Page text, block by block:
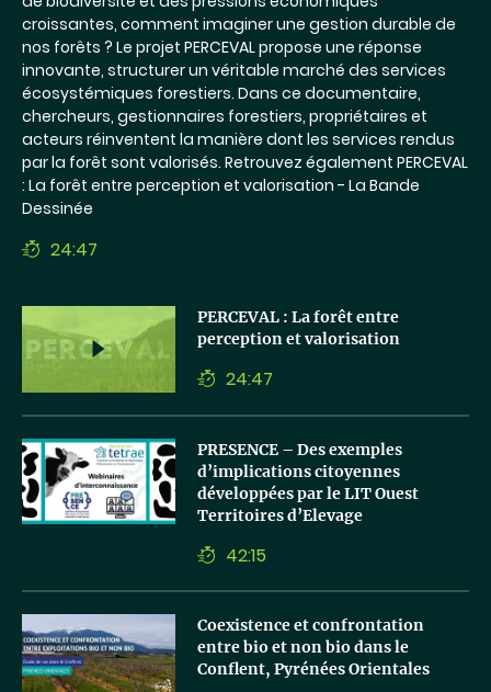
croissantes, comment imaginer une gestion durable de
nos forêts ? Le projet PERCEVAL propose une réponse
innovante, structurer un véritable marché des services
écosystémiques forestiers. Dans ce documentaire,
chercheurs, gestionnaires forestiers, propriétaires et
acteurs réinventent la manière dont les services rendus
par la forêt sont valorisés. Retrouvez également PERCEVAL
: La forêt entre perception et valorisation - La Bande
Dessinée
Temps
lecture
24:47
la
vidéo
PERCEVAL : La forêt entre
perception et valorisation
Temps
de
lecture
24:47
Lancer
la
vidéo
PRESENCE – Des exemples
d’implications citoyennes
développées par le LIT Ouest
Territoires d’Elevage
Temps
de
lecture
42:15
Lancer
la
vidéo
Coexistence et confrontation
entre bio et non bio dans le
Conflent, Pyrénées Orientales